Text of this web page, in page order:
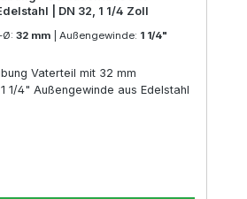
| DN 32, 1 1/4 Zoll
Ø: 32 mm Außengewinde: 1 1/4"
Vaterteil mit 32 mm
1/4" Außengewinde aus Edelstahl